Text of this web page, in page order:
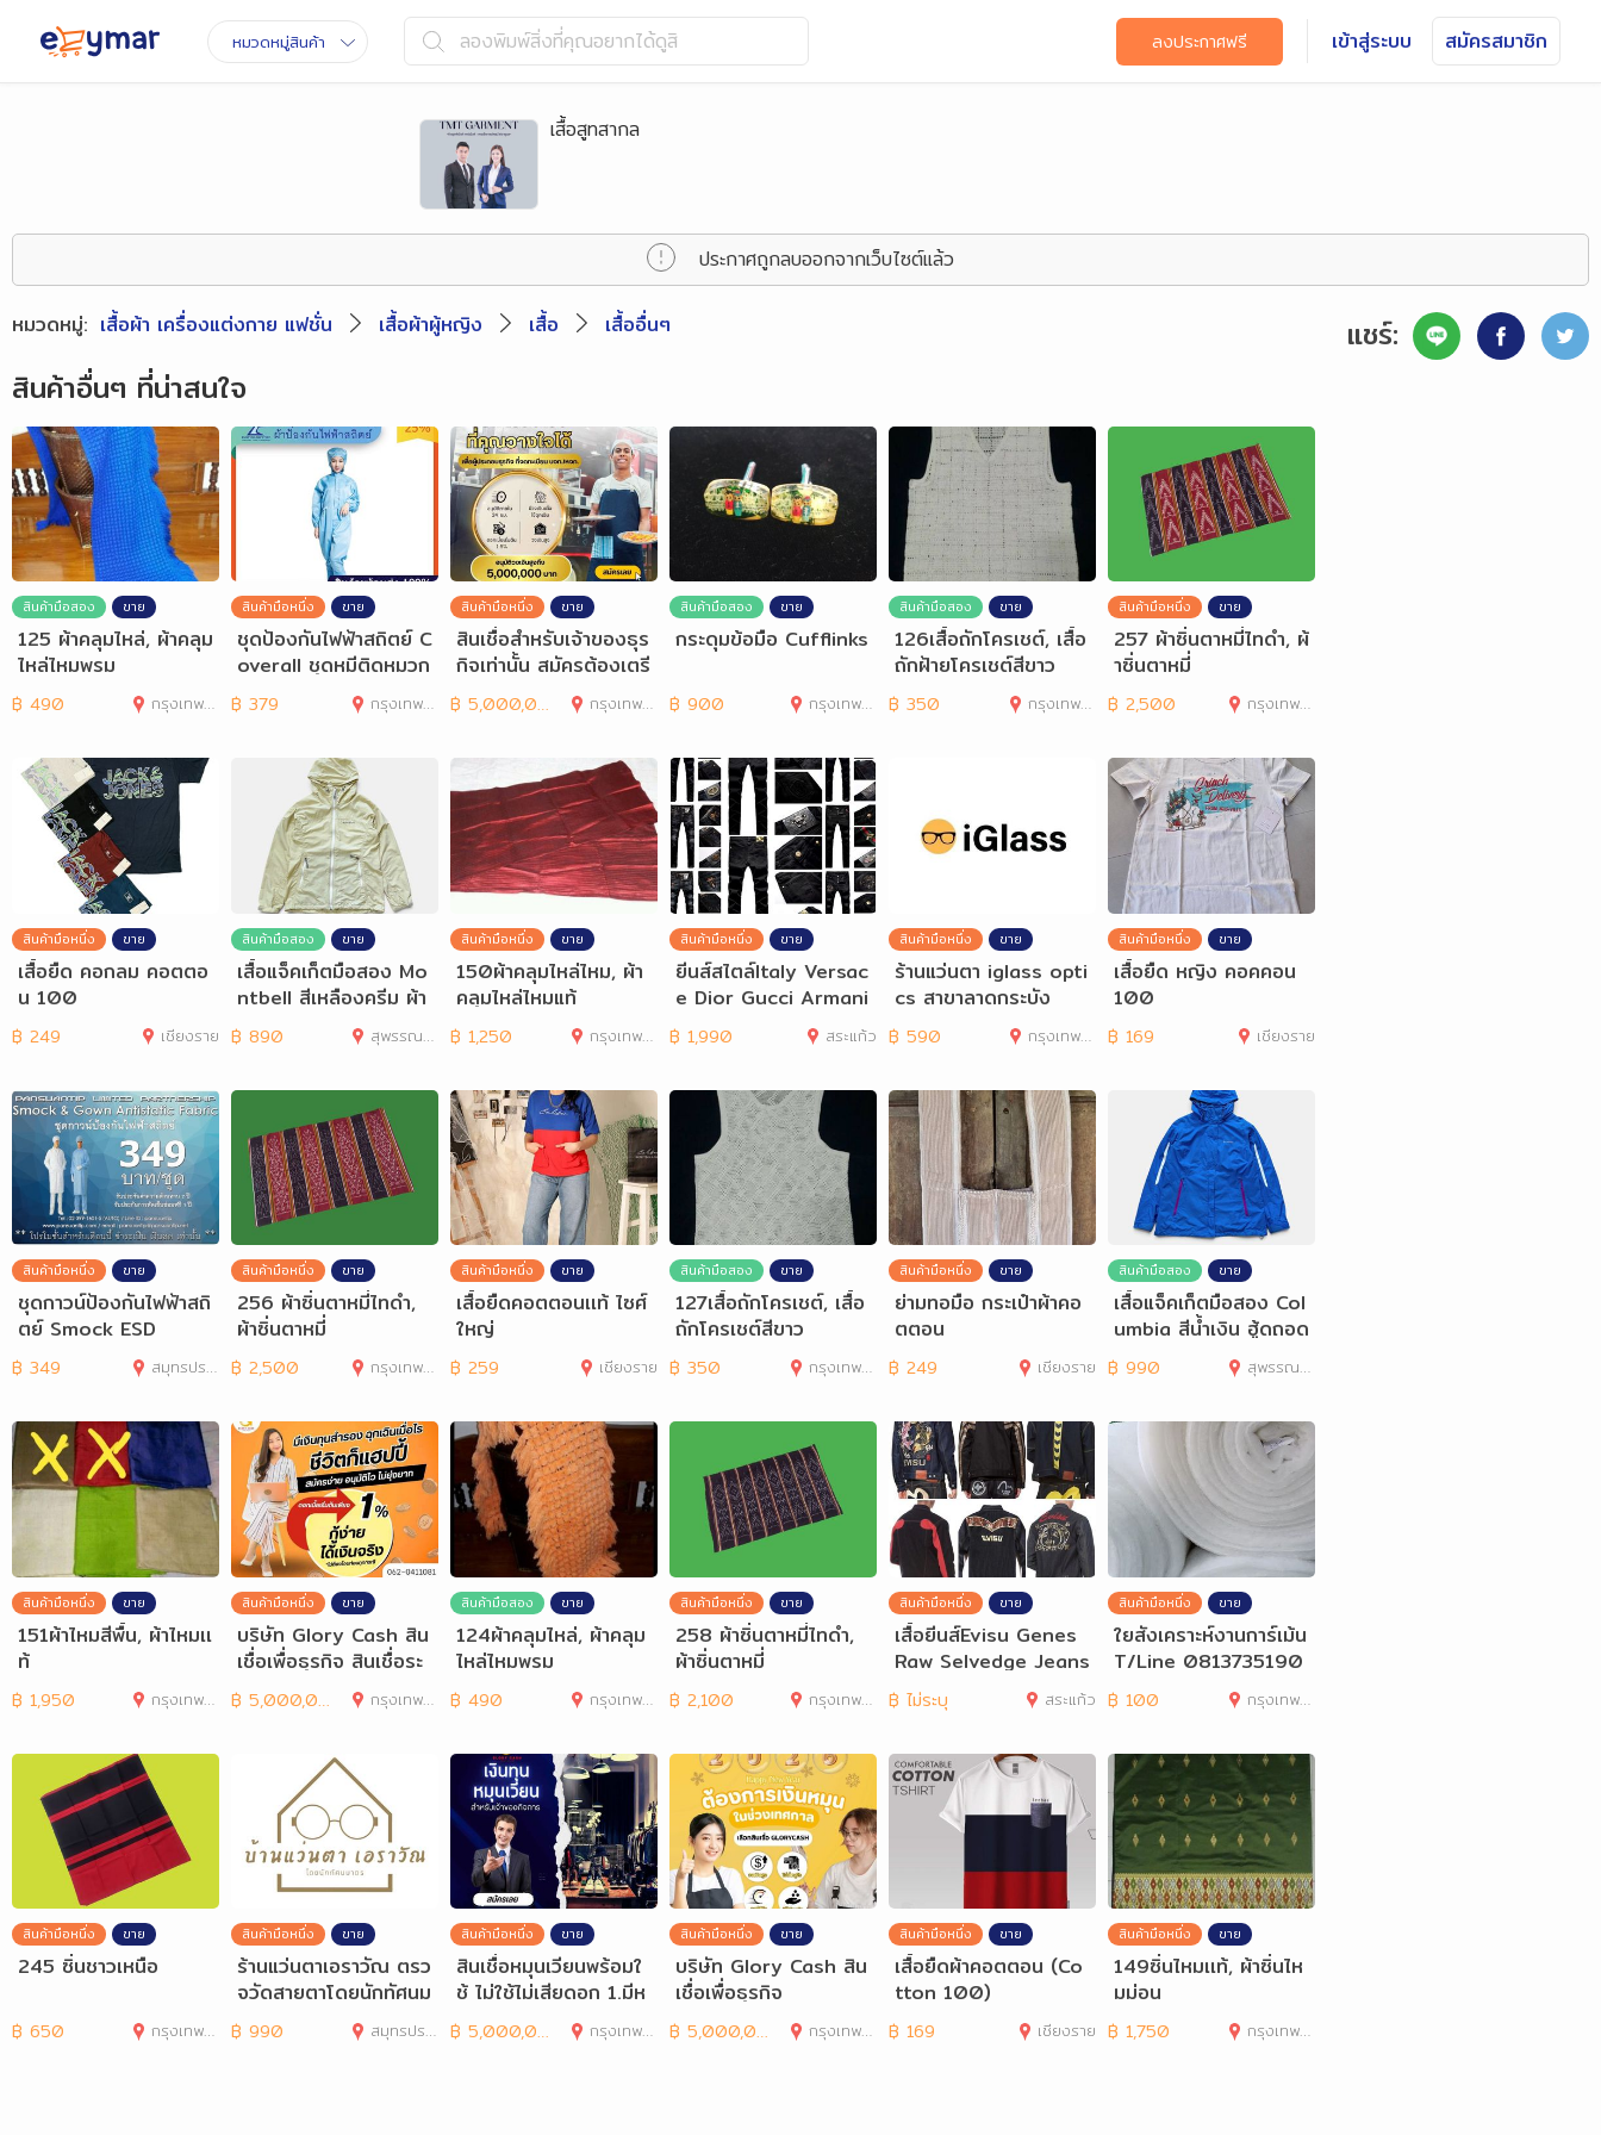
หมวดหมู่สินค้า ลองพิมพ์สิ่งที่คุณอยากได้ดูสิ ลงประกาศฟรี เข้าสู่ระบบ สมัครสมาชิก
เสื้อสูทสากล
ประกาศถูกลบออกจากเว็บไซต์แล้ว
หมวดหมู่: เสื้อผ้า เครื่องแต่งกาย แฟชั่น เสื้อผ้าผู้หญิง เสื้อ เสื้ออื่นๆ
แชร์:
สินค้าอื่นๆ ที่น่าสนใจ
สินค้ามือสอง ขาย
125 ผ้าคลุมไหล่, ผ้าคลุม
ไหล่ไหมพรม
฿ 490 กรุงเทพมหานคร
สินค้ามือหนึ่ง ขาย
ชุดป้องกันไฟฟ้าสถิตย์ C
overall ชุดหมีติดหมวก
฿ 379 กรุงเทพมหานคร
สินค้ามือหนึ่ง ขาย
สินเชื่อสำหรับเจ้าของธุร
กิจเท่านั้น สมัครต้องเตรี
ยมเอกสารอะ
฿ 5,000,000 กรุงเทพมหานคร
สินค้ามือสอง ขาย
กระดุมข้อมือ Cufflinks
฿ 900 กรุงเทพมหานคร
สินค้ามือสอง ขาย
126เสื้อถักโครเชต์, เสื้อ
ถักฝ้ายโครเชต์สีขาว
฿ 350 กรุงเทพมหานคร
สินค้ามือหนึ่ง ขาย
257 ผ้าซิ่นตาหมี่ไทดำ, ผ้
าซิ่นตาหมี่
฿ 2,500 กรุงเทพมหานคร
สินค้ามือหนึ่ง ขาย
เสื้อยืด คอกลม คอตตอ
น 100
฿ 249 เชียงราย
สินค้ามือสอง ขาย
เสื้อแจ็คเก็ตมือสอง Mo
ntbell สีเหลืองครีม ผ้า
ร่ม กันลม อก 37
฿ 890 สุพรรณบุรี
สินค้ามือหนึ่ง ขาย
150ผ้าคลุมไหล่ไหม, ผ้า
คลุมไหล่ไหมแท้
฿ 1,250 กรุงเทพมหานคร
สินค้ามือหนึ่ง ขาย
ยีนส์สไตล์Italy Versac
e Dior Gucci Armani
N/Y Denim Jeans
฿ 1,990 สระแก้ว
สินค้ามือหนึ่ง ขาย
ร้านแว่นตา iglass opti
cs สาขาลาดกระบัง
฿ 590 กรุงเทพมหานคร
สินค้ามือหนึ่ง ขาย
เสื้อยืด หญิง คอคคอน
100
฿ 169 เชียงราย
สินค้ามือหนึ่ง ขาย
ชุดกาวน์ป้องกันไฟฟ้าสถิ
ตย์ Smock ESD
฿ 349 สมุทรปราการ
สินค้ามือหนึ่ง ขาย
256 ผ้าซิ่นตาหมี่ไทดำ,
ผ้าซิ่นตาหมี่
฿ 2,500 กรุงเทพมหานคร
สินค้ามือหนึ่ง ขาย
เสื้อยืดคอตตอนเเท้ ไซศ์
ใหญ่
฿ 259 เชียงราย
สินค้ามือสอง ขาย
127เสื้อถักโครเชต์, เสื้อ
ถักโครเชต์สีขาว
฿ 350 กรุงเทพมหานคร
สินค้ามือหนึ่ง ขาย
ย่ามทอมือ กระเป๋าผ้าคอ
ตตอน
฿ 249 เชียงราย
สินค้ามือสอง ขาย
เสื้อแจ็คเก็ตมือสอง Col
umbia สีน้ำเงิน ฮู้ดถอด
ได้ ผ้าร่ม กัน
฿ 990 สุพรรณบุรี
สินค้ามือหนึ่ง ขาย
151ผ้าไหมสีพื้น, ผ้าไหมเเ
ท้
฿ 1,950 กรุงเทพมหานคร
สินค้ามือหนึ่ง ขาย
บริษัท Glory Cash สิน
เชื่อเพื่อธุรกิจ สินเชื่อระ
ยะสั้นที่ตอ
฿ 5,000,000 กรุงเทพมหานคร
สินค้ามือสอง ขาย
124ผ้าคลุมไหล่, ผ้าคลุม
ไหล่ไหมพรม
฿ 490 กรุงเทพมหานคร
สินค้ามือหนึ่ง ขาย
258 ผ้าซิ่นตาหมี่ไทดำ,
ผ้าซิ่นตาหมี่
฿ 2,100 กรุงเทพมหานคร
สินค้ามือหนึ่ง ขาย
เสื้อยีนส์Evisu Genes
Raw Selvedge Jeans
Denim S-2XL
฿ ไม่ระบุ สระแก้ว
สินค้ามือหนึ่ง ขาย
ใยสังเคราะห์งานการ์เม้น
T/Line 0813735190
rts
฿ 100 กรุงเทพมหานคร
สินค้ามือหนึ่ง ขาย
245 ซิ่นชาวเหนือ
฿ 650 กรุงเทพมหานคร
สินค้ามือหนึ่ง ขาย
ร้านแว่นตาเอราวัณ ตรว
จวัดสายตาโดยนักทัศนม
าตร ใกล้ BTS ช้างเอ
฿ 990 สมุทรปราการ
สินค้ามือหนึ่ง ขาย
สินเชื่อหมุนเวียนพร้อมใ
ช้ ไม่ใช้ไม่เสียดอก 1.มีห
น้างาน ออฟฟิ
฿ 5,000,000 กรุงเทพมหานคร
สินค้ามือหนึ่ง ขาย
บริษัท Glory Cash สิน
เชื่อเพื่อธุรกิจ
฿ 5,000,000 กรุงเทพมหานคร
สินค้ามือหนึ่ง ขาย
เสื้อยืดผ้าคอตตอน (Co
tton 100)
฿ 169 เชียงราย
สินค้ามือหนึ่ง ขาย
149ซิ่นไหมเเท้, ผ้าซิ่นไห
มม่อน
฿ 1,750 กรุงเทพมหานคร